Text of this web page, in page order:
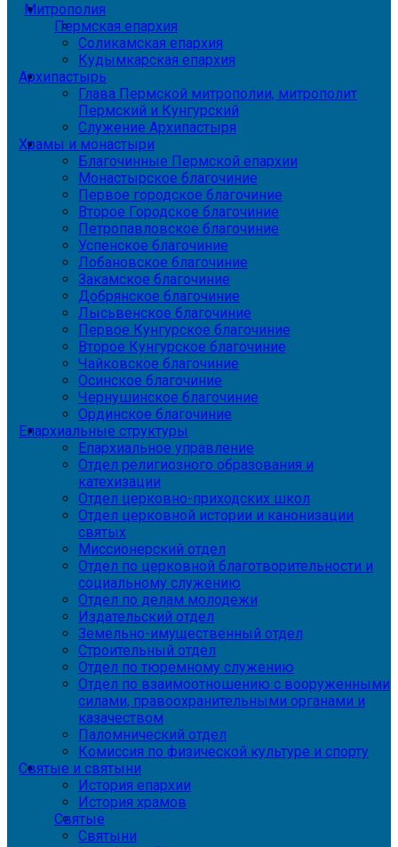
Митрополия
Пермская епархия
Соликамская епархия
Кудымкарская епархия
Архипастырь
Глава Пермской митрополии, митрополит
Пермский и Кунгурский
Служение Архипастыря
Храмы и монастыри
Благочинные Пермской епархии
Монастырское благочиние
Первое городское благочиние
Второе Городское благочиние
Петропавловское благочиние
Успенское благочиние
Лобановское благочиние
Закамское благочиние
Добрянское благочиние
Лысьвенское благочиние
Первое Кунгурское благочиние
Второе Кунгурское благочиние
Чайковское благочиние
Осинское благочиние
Чернушинское благочиние
Ординское благочиние
Епархиальные структуры
Епархиальное управление
Отдел религиозного образования и
катехизации
Отдел церковно-приходских школ
Отдел церковной истории и канонизации
святых
Миссионерский отдел
Отдел по церковной благотворительности и
социальному служению
Отдел по делам молодежи
Издательский отдел
Земельно-имущественный отдел
Строительный отдел
Отдел по тюремному служению
Отдел по взаимоотношению с вооруженными
силами, правоохранительными органами и
казачеством
Паломнический отдел
Комиссия по физической культуре и спорту
Святые и святыни
История епархии
История храмов
Святые
Святыни